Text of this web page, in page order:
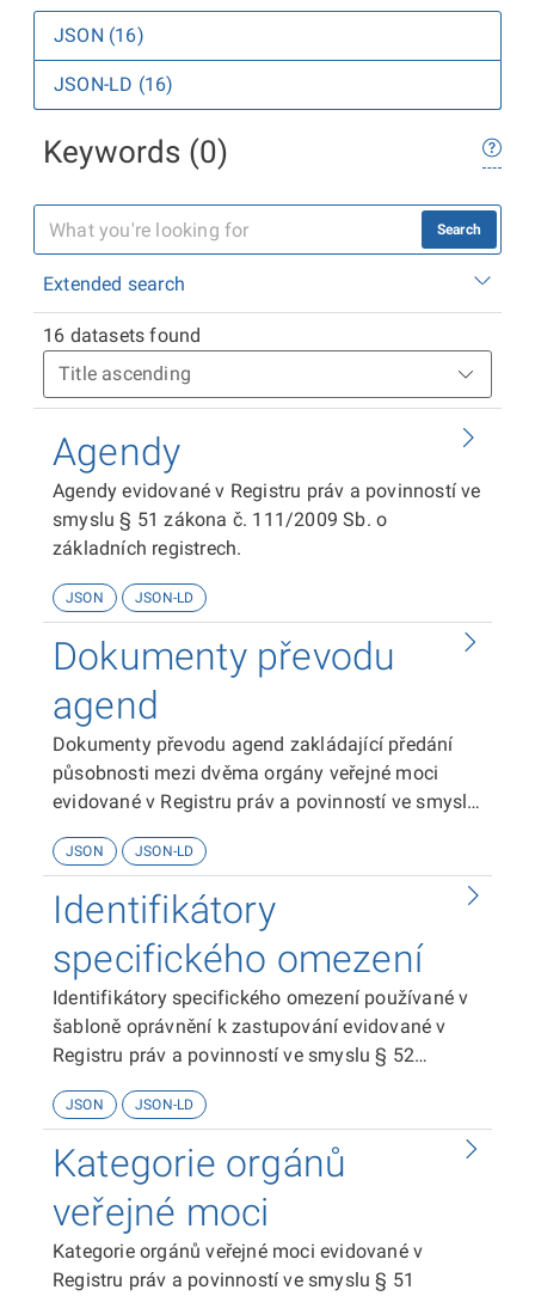
JSON (16)
JSON-LD (16)
Keywords (0)
Search
Extended search
16 datasets found
Agendy
Agendy evidované v Registru práv a povinností ve
smyslu § 51 zákona č. 111/2009 Sb. o
základních registrech.
JSON JSON-LD
Dokumenty převodu
agend
Dokumenty převodu agend zakládající předání
působnosti mezi dvěma orgány veřejné moci
evidované v Registru práv a povinností ve smyslu
registrech.
JSON JSON-LD
Identifikátory
specifického omezení
Identifikátory specifického omezení používané v
šabloně oprávnění k zastupování evidované v
Registru práv a povinností ve smyslu § 52
JSON JSON-LD
Kategorie orgánů
veřejné moci
Kategorie orgánů veřejné moci evidované v
Registru práv a povinností ve smyslu § 51